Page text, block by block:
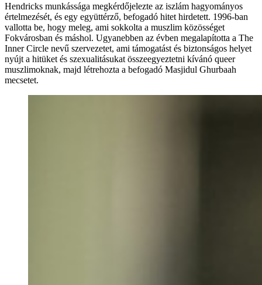
Hendricks munkássága megkérdőjelezte az iszlám hagyományos
értelmezését, és egy együttérző, befogadó hitet hirdetett. 1996-ban
vallotta be, hogy meleg, ami sokkolta a muszlim közösséget
Fokvárosban és máshol. Ugyanebben az évben megalapította a The
Inner Circle nevű szervezetet, ami támogatást és biztonságos helyet
nyújt a hitüket és szexualitásukat összeegyeztetni kívánó queer
muszlimoknak, majd létrehozta a befogadó Masjidul Ghurbaah
mecsetet.